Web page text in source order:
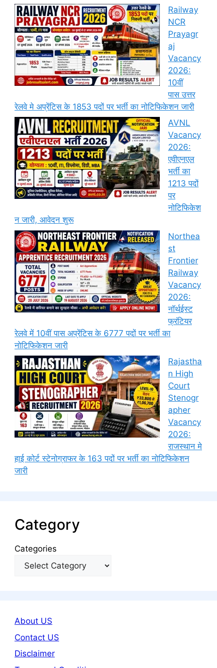
Railway
NCR
Prayagr
aj
Vacancy
2026:
10वीं
पास उत्तर
रेलवे मे अप्रेंटिस के 1853 पदों पर भर्ती का नोटिफिकेशन जारी
AVNL
Vacancy
2026:
एवीएनएल
भर्ती का
1213 पदों
पर
नोटिफिकेश
न जारी, आवेदन शुरू
Northea
st
Frontier
Railway
Vacancy
2026:
नॉर्थईस्ट
फ्रंटियर
रेलवे में 10वीं पास अप्रेंटिस के 6777 पदों पर भर्ती का
नोटिफिकेशन जारी
Rajastha
n High
Court
Stenogr
apher
Vacancy
2026:
राजस्थान मे
हाई कोर्ट स्टेनोग्राफर के 163 पदों पर भर्ती का नोटिफिकेशन
जारी
Category
Categories
About US
Contact US
Disclaimer